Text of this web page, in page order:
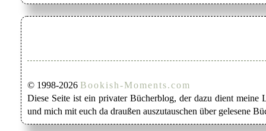
© 1998-2026 Bookish-Moments.com
Diese Seite ist ein privater Bücherblog, der dazu dient meine
und mich mit euch da draußen auszutauschen über gelesene